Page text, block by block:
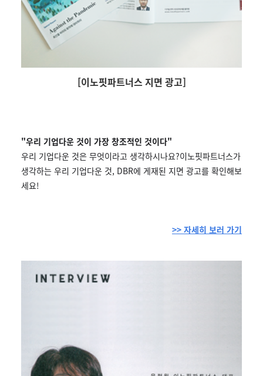
[이노핏파트너스 지면 광고]
"우리 기업다운 것이 가장 창조적인 것이다"
우리 기업다운 것은 무엇이라고 생각하시나요?이노핏파트너스가
생각하는 우리 기업다운 것, DBR에 게재된 지면 광고를 확인해보
세요!
>> 자세히 보러 가기